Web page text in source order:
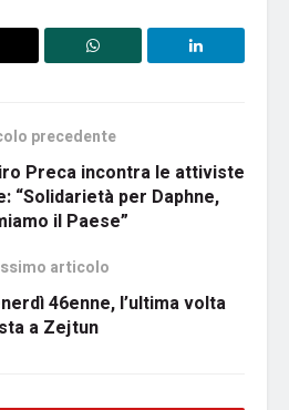
precedente
Preca incontra le attiviste
“Solidarietà per Daphne,
il Paese”
articolo
46enne, l’ultima volta
a Zejtun